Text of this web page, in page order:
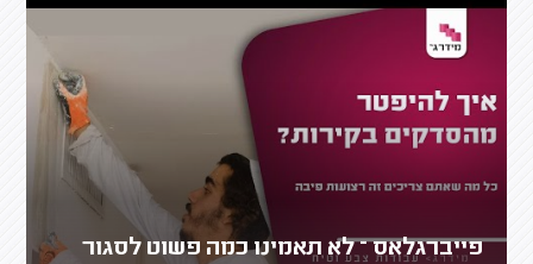
פייברגלאס – לא תאמינו כמה פשוט לסגור